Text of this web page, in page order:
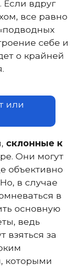
Если вдруг
все равно
себе и
о крайней
или
склонные к
Они могут
объективно
в случае
в
основную
ведь
взяться за
которыми